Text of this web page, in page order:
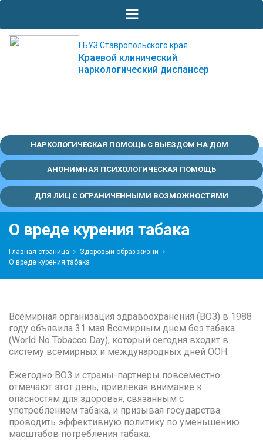
ГБУЗ Ставропольского края
Краевой клинический
наркологический диспансер
НАРКОЛОГИЧЕСКАЯ ПОМОЩЬ С ВЫЕЗДОМ НА ДОМ
АНОНИМНАЯ ПСИХОЛОГИЧЕСКАЯ ПОМОЩЬ
ДЛЯ ЛИЦ С ОГРАНИЧЕННЫМИ ВОЗМОЖНОСТЯМИ
О вреде курения табака
Главная страница
Здоровый образ жизни
О вреде курения табака
Всемирная организация здравоохранения (ВОЗ) в 1988
году объявила 31 мая Всемирным днем без табака
(World No Tobacco Day), который сегодня входит в
систему всемирных и международных дней ООН.
Ежегодно ВОЗ и страны-партнеры повсеместно
отмечают этот день, привлекая внимание к
опасностям для здоровья, связанным с
употреблением табака, и призывая государства
проводить эффективную политику по уменьшению
масштабов потребления табака.